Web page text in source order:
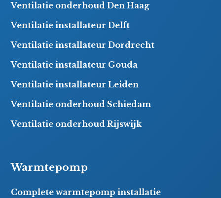
Ventilatie onderhoud Den Haag
Ventilatie installateur Delft
Ventilatie installateur Dordrecht
Ventilatie installateur Gouda
Ventilatie installateur Leiden
Ventilatie onderhoud Schiedam
Ventilatie onderhoud Rijswijk
Warmtepomp
Complete warmtepomp installatie